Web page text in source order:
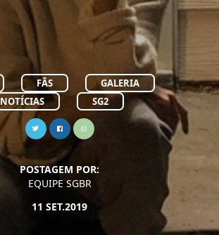
FÃS
GALERIA
NOTÍCIAS
SG2
POSTAGEM POR:
EQUIPE SGBR
11 SET.2019